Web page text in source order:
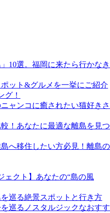
10選。福岡に来たら行かなき
ット&グルメを一挙にご紹介
グ！
ャンコに癒されたい猫好きさ
！あなたに最適な離島を見つ
へ移住したい方必見！離島の
ェクト】あなたの“島の風
巡る絶景スポットと行き方
巡るノスタルジックなおすす